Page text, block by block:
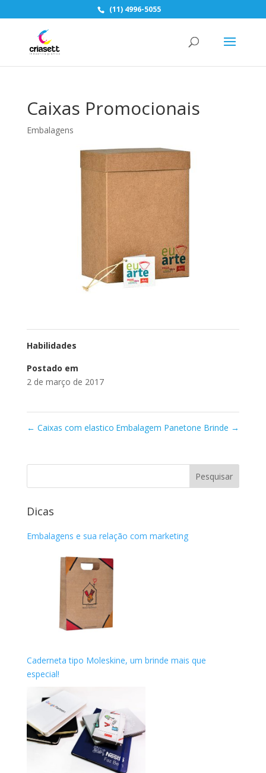
(11) 4996-5055
Caixas Promocionais
Embalagens
Habilidades
Postado em
2 de março de 2017
← Caixas com elastico Embalagem Panetone Brinde →
Dicas
Embalagens e sua relação com marketing
Caderneta tipo Moleskine, um brinde mais que
especial!